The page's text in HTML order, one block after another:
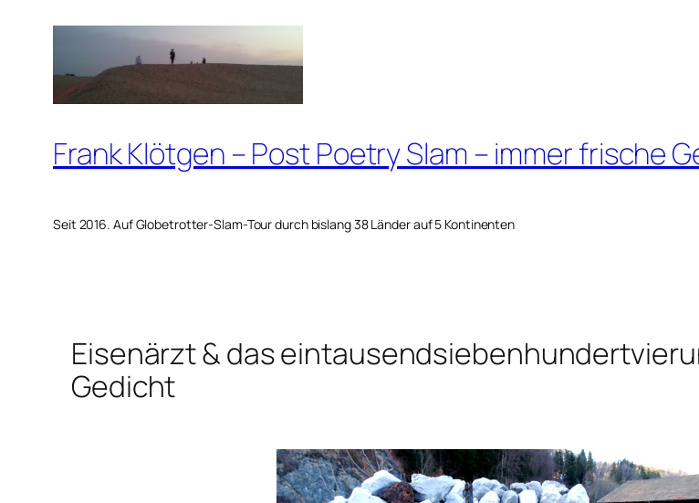
springen
Frank Klötgen – Post Poetry Slam – immer frische
Seit 2016. Auf Globetrotter-Slam-Tour durch bislang 38 Länder auf 5 Kontinenten
Eisenärzt & das
Gedicht